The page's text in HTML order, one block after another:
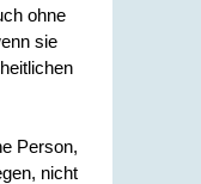
ohne
sie
Person,
nicht